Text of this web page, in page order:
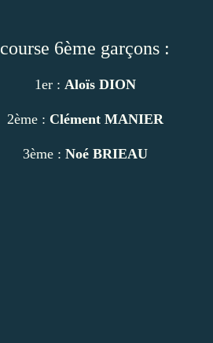
course 6ème garçons :
1er : Aloïs DION
2ème : Clément MANIER
3ème : Noé BRIEAU